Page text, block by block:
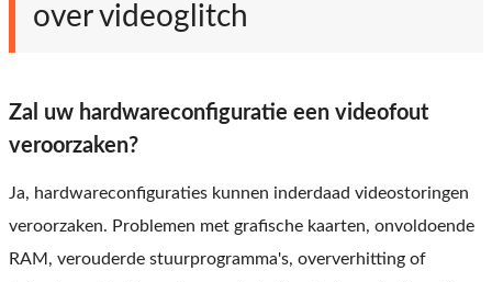
over videoglitch
Zal uw hardwareconfiguratie een videofout
veroorzaken?
Ja, hardwareconfiguraties kunnen inderdaad videostoringen
veroorzaken. Problemen met grafische kaarten, onvoldoende
RAM, verouderde stuurprogramma's, oververhitting of